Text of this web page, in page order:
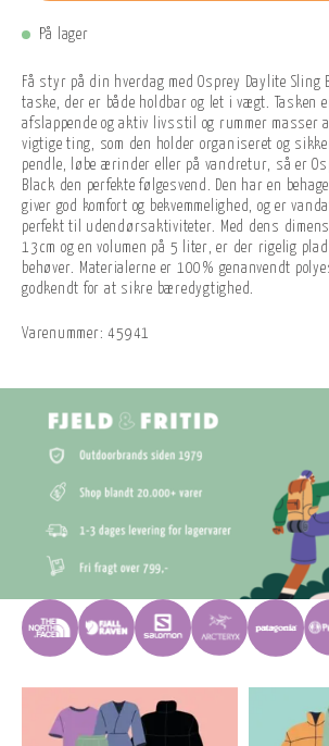
På lager
Få styr på din hverdag med Osprey Daylite Sling
taske, der er både holdbar og let i vægt. Tasken
afslappende og aktiv livsstil og rummer masser
vigtige ting, som den holder organiseret og
pendle, løbe ærinder eller på vandretur, så er
Black den perfekte følgesvend. Den har en
giver god komfort og bekvemmelighed, og er
perfekt til udendørsaktiviteter. Med dens
13cm og en volumen på 5 liter, er der rigelig
behøver. Materialerne er 100% genanvendt
godkendt for at sikre bæredygtighed.
Varenummer: 45941